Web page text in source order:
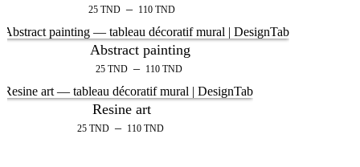
25 TND – 110 TND
Abstract painting
25 TND – 110 TND
Resine art
25 TND – 110 TND